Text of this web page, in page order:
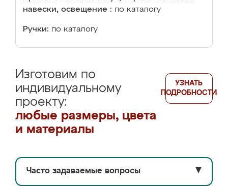
навески, освещение : по каталогу
Ручки: по каталогу
Изготовим по
индивидуальному
проекту:
любые размеры, цвета
и материалы
УЗНАТЬ
ПОДРОБНОСТИ
Часто задаваемые вопросы ▼